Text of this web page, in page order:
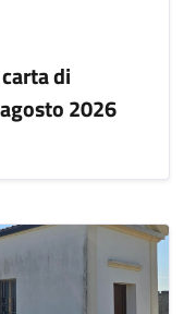
di
2026